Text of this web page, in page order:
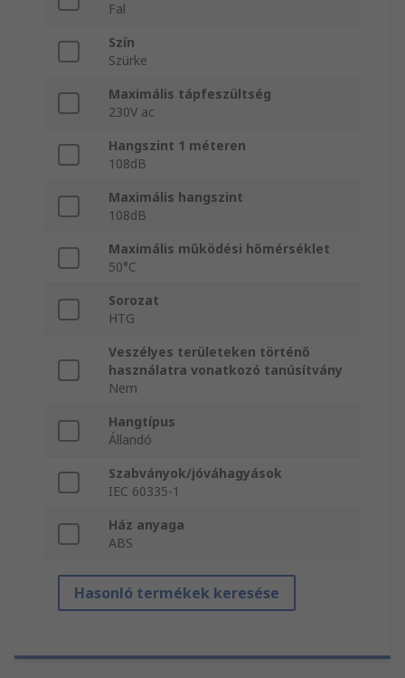
Fal
Szín
Szürke
Maximális tápfeszültség
230V ac
Hangszint 1 méteren
108dB
Maximális hangszint
108dB
Maximális működési hőmérséklet
50°C
Sorozat
HTG
Veszélyes területeken történő
használatra vonatkozó tanúsítvány
Nem
Hangtípus
Állandó
Szabványok/jóváhagyások
IEC 60335-1
Ház anyaga
ABS
Hasonló termékek keresése